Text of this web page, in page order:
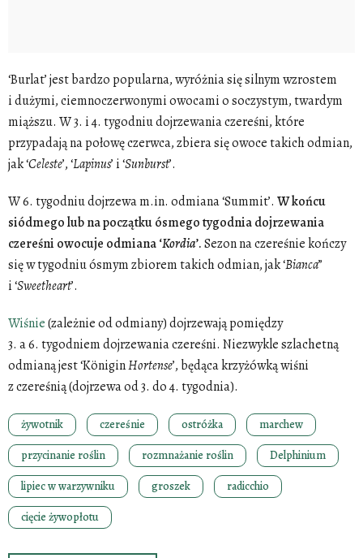
‘Burlat’ jest bardzo popularna, wyróżnia się silnym wzrostem
i dużymi, ciemnoczerwonymi owocami o soczystym, twardym
miąższu. W 3. i 4. tygodniu dojrzewania czereśni, które
przypadają na połowę czerwca, zbiera się owoce takich odmian,
jak ‘Celeste’, ‘Lapinus’ i ‘Sunburst’.
W 6. tygodniu dojrzewa m.in. odmiana ‘Summit’. W końcu
siódmego lub na początku ósmego tygodnia dojrzewania
czereśni owocuje odmiana ‘Kordia’.Sezon na czereśnie kończy
się w tygodniu ósmym zbiorem takich odmian, jak ‘Bianca”
i ‘Sweetheart’.
Wiśnie(zależnie od odmiany) dojrzewają pomiędzy
3. a 6. tygodniem dojrzewania czereśni. Niezwykle szlachetną
odmianą jest ‘KöniginHortense’, będąca krzyżówką wiśni
z czereśnią (dojrzewa od 3. do 4. tygodnia).
żywotnik czereśnie ostróżka
marchew
przycinanie roślin
rozmnażanie roślin
Delphinium
lipiec w warzywniku
groszek
radicchio
cięcie żywopłotu